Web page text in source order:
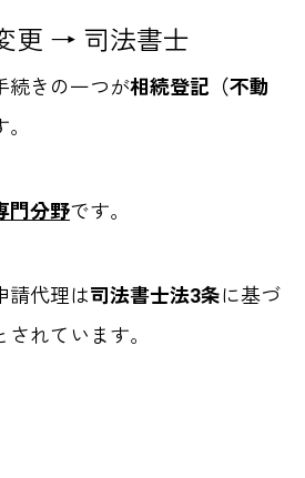
更 → 司法書士
続きの一つが相続登記（不動
門分野です。
請代理は司法書士法3条に基づ
れています。